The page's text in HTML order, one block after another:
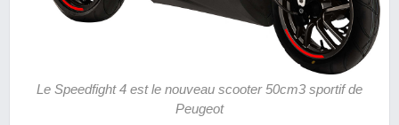
Le Speedfight 4 est le nouveau scooter 50cm3 sportif de
Peugeot